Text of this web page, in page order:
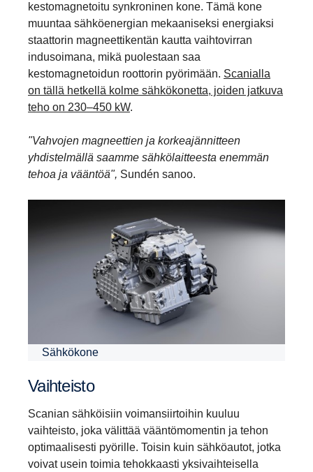
kestomagnetoitu synkroninen kone. Tämä kone
muuntaa sähköenergian mekaaniseksi energiaksi
staattorin magneettikentän kautta vaihtovirran
indusoimana, mikä puolestaan saa
kestomagnetoidun roottorin pyörimään. Scanialla
on tällä hetkellä kolme sähkökonetta, joiden jatkuva
teho on 230–450 kW.
"Vahvojen magneettien ja korkeajännitteen
yhdistelmällä saamme sähkölaitteesta enemmän
tehoa ja vääntöä", Sundén sanoo.
Sähkökone
Vaihteisto
Scanian sähköisiin voimansiirtoihin kuuluu
vaihteisto, joka välittää vääntömomentin ja tehon
optimaalisesti pyörille. Toisin kuin sähköautot, jotka
voivat usein toimia tehokkaasti yksivaihteisella